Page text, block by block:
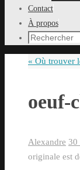
Contact
À propos
Recherche
:
« Où trouver
oeuf-
Alexandre 30
originale est